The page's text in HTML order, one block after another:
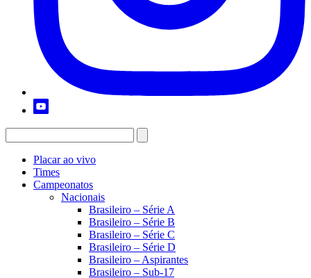
Placar ao vivo
Times
Campeonatos
Nacionais
Brasileiro – Série A
Brasileiro – Série B
Brasileiro – Série C
Brasileiro – Série D
Brasileiro – Aspirantes
Brasileiro – Sub-17